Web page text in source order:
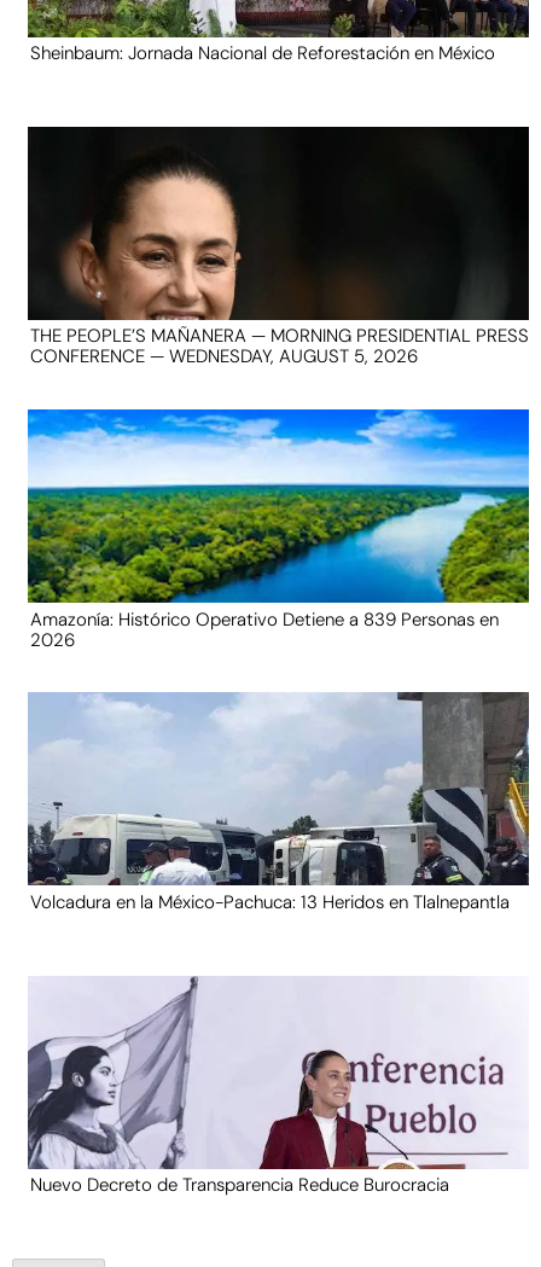
Sheinbaum: Jornada Nacional de Reforestación en México
THE PEOPLE’S MAÑANERA — MORNING PRESIDENTIAL PRESS
CONFERENCE — WEDNESDAY, AUGUST 5, 2026
Amazonía: Histórico Operativo Detiene a 839 Personas en
2026
Volcadura en la México-Pachuca: 13 Heridos en Tlalnepantla
Nuevo Decreto de Transparencia Reduce Burocracia